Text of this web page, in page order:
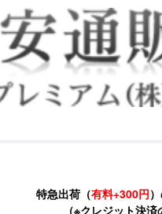
特急出荷（有料+300円
（※クレジット決